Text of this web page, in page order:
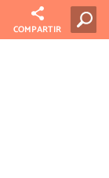
COMPARTIR